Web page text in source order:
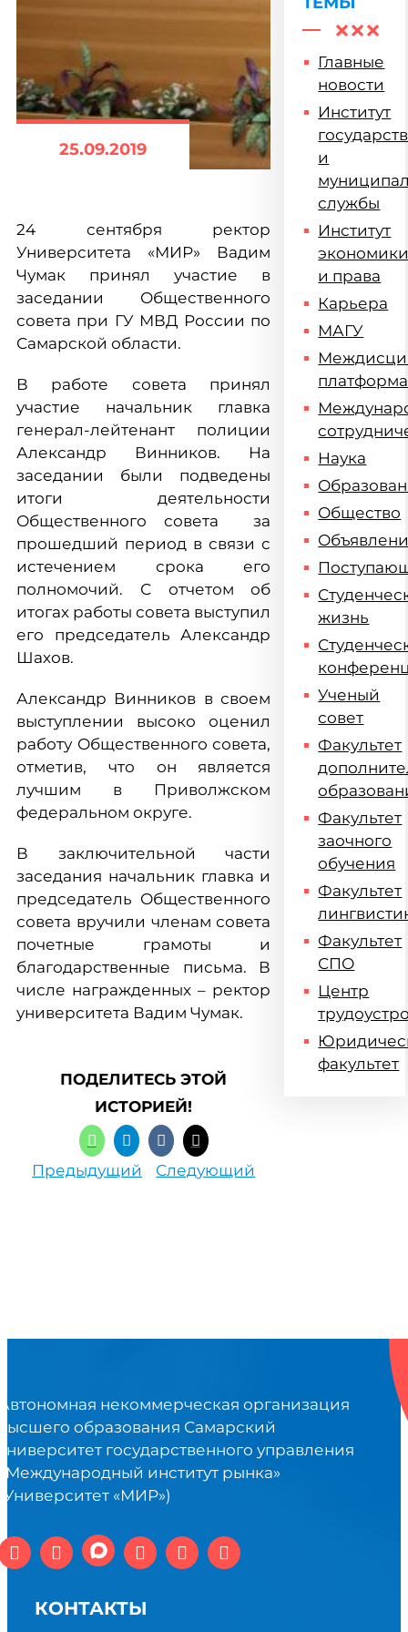
25.09.2019
24 сентября ректор
Университета «МИР» Вадим
Чумак принял участие в
заседании Общественного
совета при ГУ МВД России по
Самарской области.
В работе совета принял
участие начальник главка
генерал-лейтенант полиции
Александр Винников. На
заседании были подведены
итоги деятельности
Общественного совета за
прошедший период в связи с
истечением срока его
полномочий. С отчетом об
итогах работы совета выступил
его председатель Александр
Шахов.
Александр Винников в своем
выступлении высоко оценил
работу Общественного совета,
отметив, что он является
лучшим в Приволжском
федеральном округе.
В заключительной части
заседания начальник главка и
председатель Общественного
совета вручили членам совета
почетные грамоты и
благодарственные письма. В
числе награжденных – ректор
университета Вадим Чумак.
ПОДЕЛИТЕСЬ ЭТОЙ
ИСТОРИЕЙ!
Предыдущий Следующий
Главные
новости
Институт
и
службы
Институт
и права
Карьера
МАГУ
платформа
Наука
Общество
жизнь
Ученый
совет
Факультет
Факультет
заочного
обучения
Факультет
Факультет
СПО
Центр
факультет
некоммерческая организация
образования Самарский
государственного управления
институт рынка»
«МИР»)
КОНТАКТЫ